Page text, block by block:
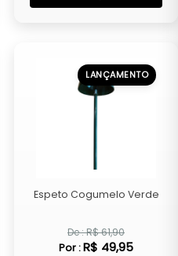
LANÇAMENTO
Espeto Cogumelo Verde
De : R$ 61,90
Por :R$ 49,95